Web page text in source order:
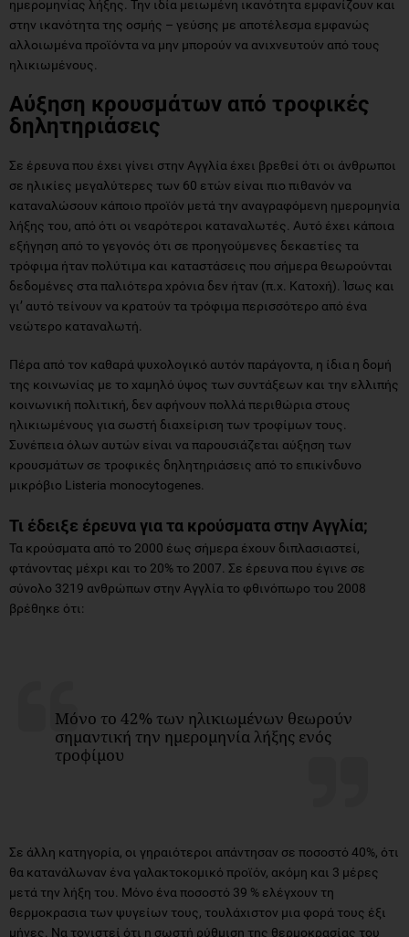
ημερομηνίας λήξης. Την ιδία μειωμένη ικανότητα εμφανίζουν και
στην ικανότητα της οσμής – γεύσης με αποτέλεσμα εμφανώς
αλλοιωμένα προϊόντα να μην μπορούν να ανιχνευτούν από τους
ηλικιωμένους.
Αύξηση κρουσμάτων από τροφικές
δηλητηριάσεις
Σε έρευνα που έχει γίνει στην Αγγλία έχει βρεθεί ότι οι άνθρωποι
σε ηλικίες μεγαλύτερες των 60 ετών είναι πιο πιθανόν να
καταναλώσουν κάποιο προϊόν μετά την αναγραφόμενη ημερομηνία
λήξης του, από ότι οι νεαρότεροι καταναλωτές. Αυτό έχει κάποια
εξήγηση από το γεγονός ότι σε προηγούμενες δεκαετίες τα
τρόφιμα ήταν πολύτιμα και καταστάσεις που σήμερα θεωρούνται
δεδομένες στα παλιότερα χρόνια δεν ήταν (π.χ. Κατοχή). Ίσως και
γι’ αυτό τείνουν να κρατούν τα τρόφιμα περισσότερο από ένα
νεώτερο καταναλωτή.
Πέρα από τον καθαρά ψυχολογικό αυτόν παράγοντα, η ίδια η δομή
της κοινωνίας με το χαμηλό ύψος των συντάξεων και την ελλιπής
κοινωνική πολιτική, δεν αφήνουν πολλά περιθώρια στους
ηλικιωμένους για σωστή διαχείριση των τροφίμων τους.
Συνέπεια όλων αυτών είναι να παρουσιάζεται αύξηση των
κρουσμάτων σε τροφικές δηλητηριάσεις από το επικίνδυνο
μικρόβιο Listeria monocytogenes.
Τι έδειξε έρευνα για τα κρούσματα στην Αγγλία;
Τα κρούσματα από το 2000 έως σήμερα έχουν διπλασιαστεί,
φτάνοντας μέχρι και το 20% το 2007. Σε έρευνα που έγινε σε
σύνολο 3219 ανθρώπων στην Αγγλία το φθινόπωρο του 2008
βρέθηκε ότι:
Μόνο το 42% των ηλικιωμένων θεωρούν
σημαντική την ημερομηνία λήξης ενός
τροφίμου
Σε άλλη κατηγορία, οι γηραιότεροι απάντησαν σε ποσοστό 40%, ότι
θα κατανάλωναν ένα γαλακτοκομικό προϊόν, ακόμη και 3 μέρες
μετά την λήξη του. Μόνο ένα ποσοστό 39 % ελέγχουν τη
θερμοκρασια των ψυγείων τους, τουλάχιστον μια φορά τους έξι
μήνες. Να τονιστεί ότι η σωστή ρύθμιση της θερμοκρασίας του